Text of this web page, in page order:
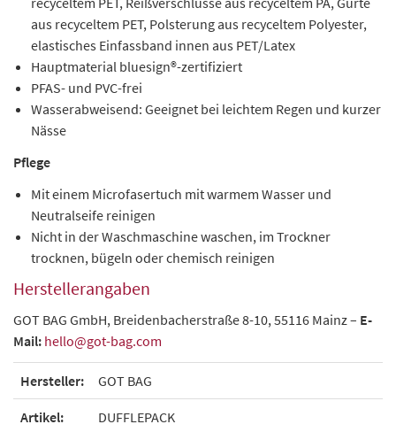
aus recyceltem PET, Polsterung aus recyceltem Polyester,
elastisches Einfassband innen aus PET/Latex
Hauptmaterial bluesign®-zertifiziert
PFAS- und PVC-frei
Wasserabweisend: Geeignet bei leichtem Regen und kurzer
Nässe
Pflege
Mit einem Microfasertuch mit warmem Wasser und
Neutralseife reinigen
Nicht in der Waschmaschine waschen, im Trockner
trocknen, bügeln oder chemisch reinigen
Herstellerangaben
GOT BAG GmbH, Breidenbacherstraße 8-10, 55116 Mainz – E-
Mail: hello@got-bag.com
Hersteller: GOT BAG
Artikel: DUFFLEPACK